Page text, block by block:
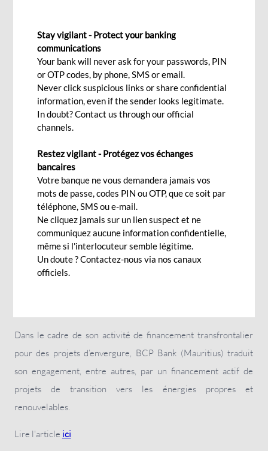
énergétique
Wed, 06/25/2025 - 12:00
La politique environnementale, sociale et de gouvernance
respect strict de la législation et des bonnes pratiques sociales
et environnementales, un système complet de gestion des
risques ESG, et une politique d’exclusion stricte des activités
non finançables, telles que celles qui portent atteinte à la
sécurité et à la santé des personnes. C'est ce qu'explique
Avinash Jahajeeah, Head - Trade Finance & Syndications de
BCP Bank (Mauritius) dans ce numéro de Business Magazine,
Dans le cadre de son activité de financement transfrontalier
pour des projets d’envergure, BCP Bank (Mauritius) traduit
son engagement, entre autres, par un financement actif de
projets de transition vers les énergies propres et
renouvelables.
Lire l'article ici
Stay vigilant - Protect your banking
communications
Your bank will never ask for your passwords, PIN
or OTP codes, by phone, SMS or email.
Never click suspicious links or share confidential
information, even if the sender looks legitimate.
In doubt? Contact us through our official
channels.
Restez vigilant - Protégez vos échanges
bancaires
Votre banque ne vous demandera jamais vos
mots de passe, codes PIN ou OTP, que ce soit par
téléphone, SMS ou e-mail.
Ne cliquez jamais sur un lien suspect et ne
communiquez aucune information confidentielle,
même si l'interlocuteur semble légitime.
Un doute ? Contactez-nous via nos canaux
officiels.